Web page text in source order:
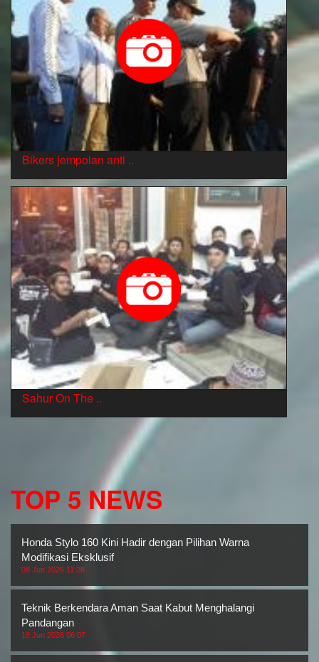
Bikers jempolan anti ..
Sahur On The ..
TOP 5 NEWS
Honda Stylo 160 Kini Hadir dengan Pilihan Warna
Modifikasi Eksklusif
08 Jun 2026 11:28
Teknik Berkendara Aman Saat Kabut Menghalangi
Pandangan
18 Jun 2026 06:07